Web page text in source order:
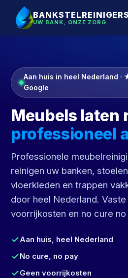
BANKSTELREINIGERS
UW BANK, ONZE ZORG
Aan huis in heel
Google
Meubels laten
professioneel
Professionele
reinigen uw banken,
vloerkleden en trappen
door heel Nederland.
voorrijkosten en no cure no
Aan huis, heel Nederland
No cure, no pay
Geen voorrijkosten